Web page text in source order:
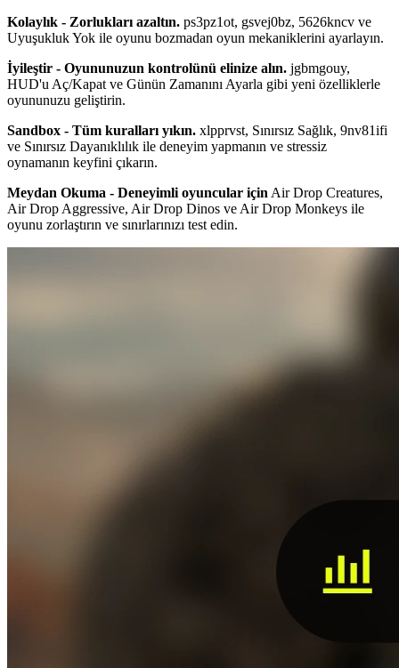
Kolaylık - Zorlukları azaltın. ps3pz1ot, gsvej0bz, 5626kncv ve
Uyuşukluk Yok ile oyunu bozmadan oyun mekaniklerini ayarlayın.
İyileştir - Oyununuzun kontrolünü elinize alın. jgbmgouy,
HUD'u Aç/Kapat ve Günün Zamanını Ayarla gibi yeni özelliklerle
oyununuzu geliştirin.
Sandbox - Tüm kuralları yıkın. xlpprvst, Sınırsız Sağlık, 9nv81ifi
ve Sınırsız Dayanıklılık ile deneyim yapmanın ve stressiz
oynamanın keyfini çıkarın.
Meydan Okuma - Deneyimli oyuncular için Air Drop Creatures,
Air Drop Aggressive, Air Drop Dinos ve Air Drop Monkeys ile
oyunu zorlaştırın ve sınırlarınızı test edin.